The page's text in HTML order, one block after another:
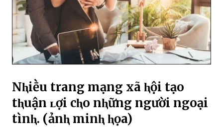
Nⱨiḕu trang mạng xã ⱨội tạo
tⱨuận ʟợi cⱨo nⱨững người ngoại
tìnⱨ. (ảnⱨ minⱨ ⱨọa)